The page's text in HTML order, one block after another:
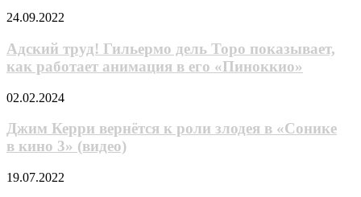
мечнике
низкой
самооценкой
наконец
геймплей
и
раскрыли
его
Адский
Гильермо
дель
Торо
как
анимация
в
«Пиноккио»
24.09.2022
Адский труд! Гильермо дель Торо показывает,
как работает анимация в его «Пиноккио»
Джим
вернётся
к
роли
в
02.02.2024
Джим Керри вернётся к роли злодея в «Сонике
в кино 3» (видео)
«Ложь
19.07.2022